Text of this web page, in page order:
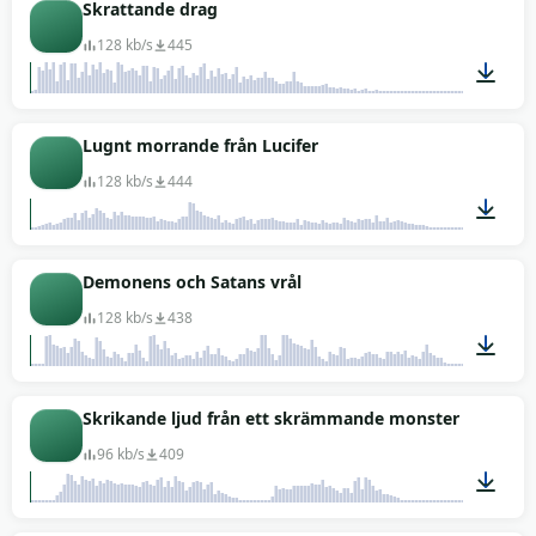
Skrattande drag
128 kb/s 445
Lugnt morrande från Lucifer
128 kb/s 444
Demonens och Satans vrål
128 kb/s 438
01:12
Skrikande ljud från ett skrämmande monster
96 kb/s 409